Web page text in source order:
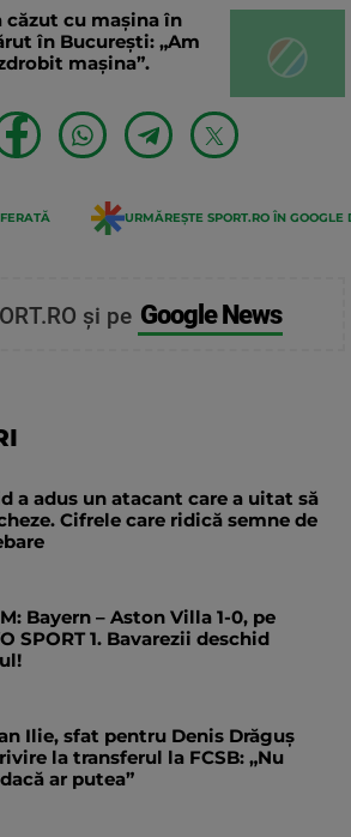
căzut cu mașina în
în București: „Am
mașina”.
URMĂREȘTE SPORT.RO ÎN GOOGLE
și pe Google News
a adus un atacant care a uitat să
Cifrele care ridică semne de
Bayern – Aston Villa 1-0, pe
SPORT 1. Bavarezii deschid
Ilie, sfat pentru Denis Drăguș
la transferul la FCSB: „Nu
ar putea”